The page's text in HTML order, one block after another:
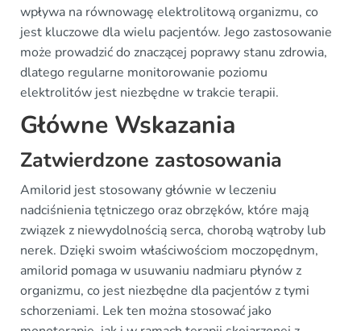
wpływa na równowagę elektrolitową organizmu, co
jest kluczowe dla wielu pacjentów. Jego zastosowanie
może prowadzić do znaczącej poprawy stanu zdrowia,
dlatego regularne monitorowanie poziomu
elektrolitów jest niezbędne w trakcie terapii.
Główne Wskazania
Zatwierdzone zastosowania
Amilorid jest stosowany głównie w leczeniu
nadciśnienia tętniczego oraz obrzęków, które mają
związek z niewydolnością serca, chorobą wątroby lub
nerek. Dzięki swoim właściwościom moczopędnym,
amilorid pomaga w usuwaniu nadmiaru płynów z
organizmu, co jest niezbędne dla pacjentów z tymi
schorzeniami. Lek ten można stosować jako